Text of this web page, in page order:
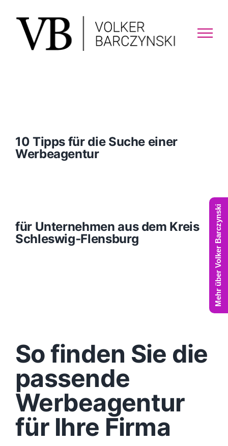
content
10 Tipps für die Suche einer
Werbeagentur
für Unternehmen aus dem Kreis
Schleswig‑Flensburg
So finden Sie die
passende
Werbeagentur
für Ihre Firma
Mehr über Volker Barczynski